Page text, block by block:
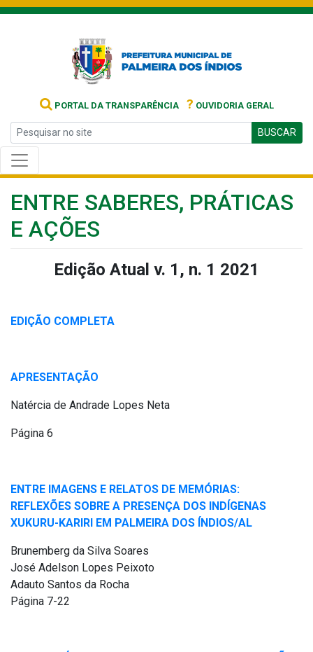
PORTAL DA TRANSPARÊNCIA ? OUVIDORIA GERAL
BUSCAR
ENTRE SABERES, PRÁTICAS
E AÇÕES
Edição Atual v. 1, n. 1 2021
EDIÇÃO COMPLETA
APRESENTAÇÃO
Natércia de Andrade Lopes Neta
Página 6
ENTRE IMAGENS E RELATOS DE MEMÓRIAS:
REFLEXÕES SOBRE A PRESENÇA DOS INDÍGENAS
XUKURU-KARIRI EM PALMEIRA DOS ÍNDIOS/AL
Brunemberg da Silva Soares
José Adelson Lopes Peixoto
Adauto Santos da Rocha
Página 7-22